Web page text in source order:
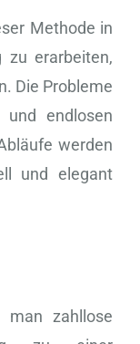
Methode in
zu erarbeiten,
Die Probleme
und endlosen
werden
und elegant
zahllose